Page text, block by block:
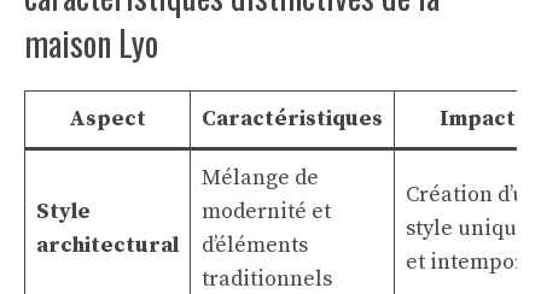
maison Lyo
Aspect Caractéristiques Impact
Style
architectural
Mélange de
modernité et
d’éléments
traditionnels
Création d’un
style unique
et